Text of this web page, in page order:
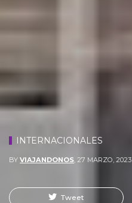
INTERNACIONALES
BY VIAJANDONOS, 27 MARZO, 2023
Tweet